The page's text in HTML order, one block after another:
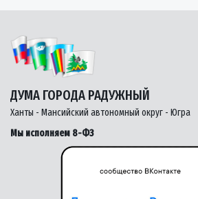
ДУМА ГОРОДА РАДУЖНЫЙ
Ханты - Мансийский автономный округ - Югра
Мы исполняем 8-ФЗ